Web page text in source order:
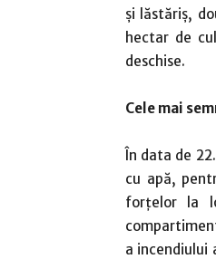
și lăstăriș,
hectar de
deschise.
Cele mai
În data de
cu apă,
forțelor la
a incendiului